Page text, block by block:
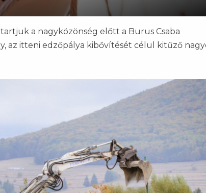
a nagyközönség előtt a Burus Csaba
az itteni edzőpálya kibővítését célul kitűző